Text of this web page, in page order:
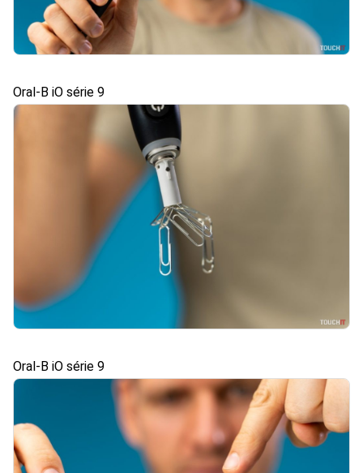
Oral-B iO série 9
Oral-B iO série 9